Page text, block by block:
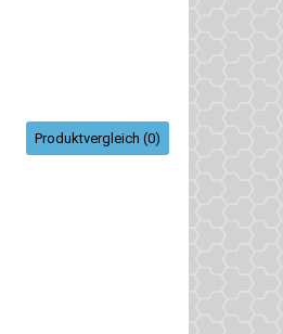
Produktvergleich (0)